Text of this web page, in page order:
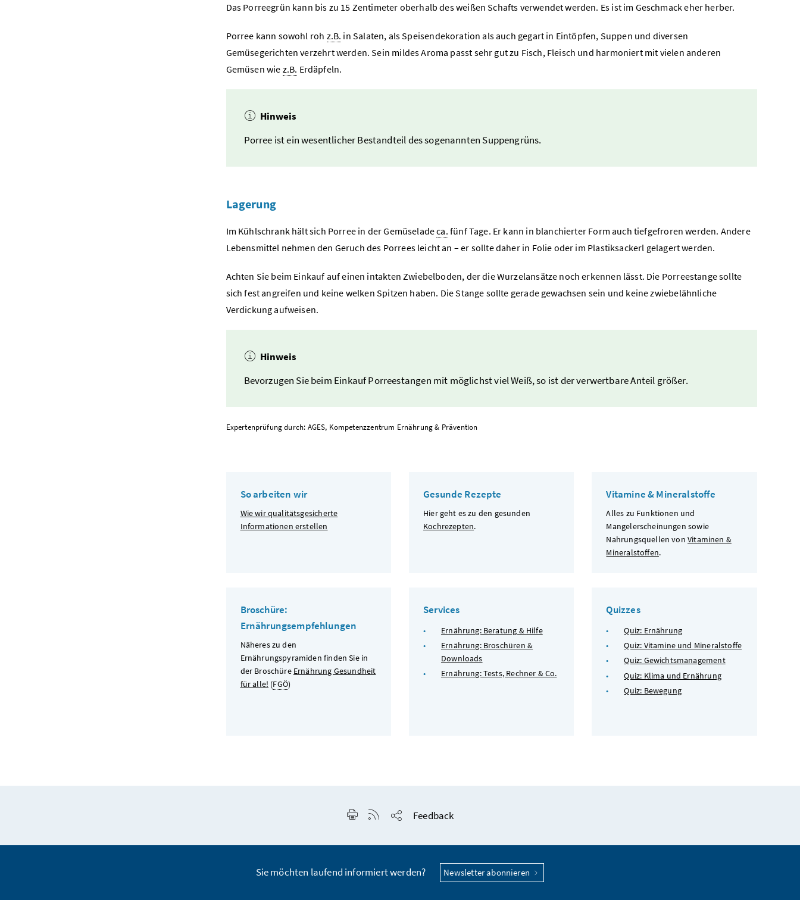
Das Porreegrün kann bis zu 15 Zentimeter oberhalb des weißen Schafts verwendet werden. Es ist im Geschmack eher herber.
Porree kann sowohl roh z.B. in Salaten, als Speisendekoration als auch gegart in Eintöpfen, Suppen und diversen
Gemüsegerichten verzehrt werden. Sein mildes Aroma passt sehr gut zu Fisch, Fleisch und harmoniert mit vielen anderen
Gemüsen wie z.B. Erdäpfeln.
Hinweis
Porree ist ein wesentlicher Bestandteil des sogenannten Suppengrüns.
Lagerung
Im Kühlschrank hält sich Porree in der Gemüseladeca. fünf Tage. Er kann in blanchierter Form auch tiefgefroren werden. Andere
Lebensmittel nehmen den Geruch des Porrees leicht an – er sollte daher in Folie oder im Plastiksackerl gelagert werden.
Achten Sie beim Einkauf auf einen intakten Zwiebelboden, der die Wurzelansätze noch erkennen lässt. Die Porreestange sollte
sich fest angreifen und keine welken Spitzen haben. Die Stange sollte gerade gewachsen sein und keine zwiebelähnliche
Verdickung aufweisen.
Hinweis
Bevorzugen Sie beim Einkauf Porreestangen mit möglichst viel Weiß, so ist der verwertbare Anteil größer.
Expertenprüfung durch: AGES, Kompetenzzentrum Ernährung & Prävention
So arbeiten wir
Wie wir qualitätsgesicherte
Informationen erstellen
Gesunde Rezepte
Hier geht es zu den gesunden
Kochrezepten.
Vitamine & Mineralstoffe
Alles zu Funktionen und
Mangelerscheinungen sowie
Nahrungsquellen von Vitaminen &
Mineralstoffen.
Broschüre:
Ernährungsempfehlungen
Näheres zu den
Ernährungspyramiden finden Sie in
der Broschüre Ernährung Gesundheit
für alle! (FGÖ)
Services
Ernährung: Beratung & Hilfe
Ernährung: Broschüren &
Downloads
Ernährung: Tests, Rechner & Co.
Quizzes
Quiz: Ernährung
Quiz: Vitamine und Mineralstoffe
Quiz: Gewichtsmanagement
Quiz: Klima und Ernährung
Quiz: Bewegung
Seite drucken
RSS-Feed anzeigen
Feedback
Sie möchten laufend informiert werden? Newsletter abonnieren